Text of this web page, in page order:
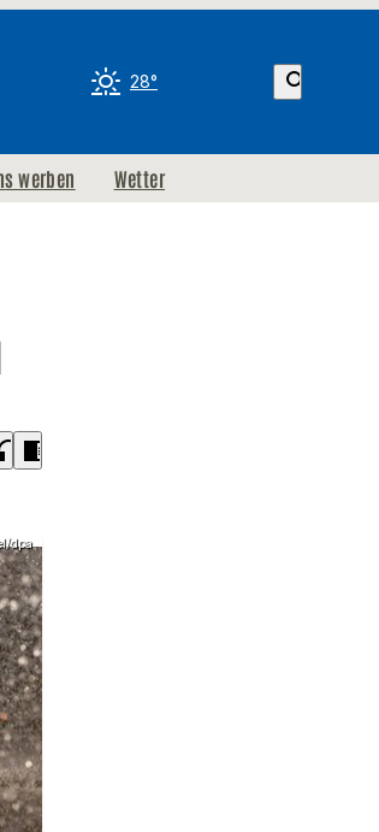
28° search
werben Wetter
chrome_reader_mode
dpa